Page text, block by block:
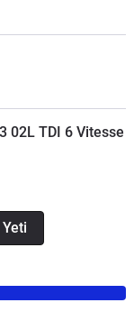
02L TDI 6 Vitesse